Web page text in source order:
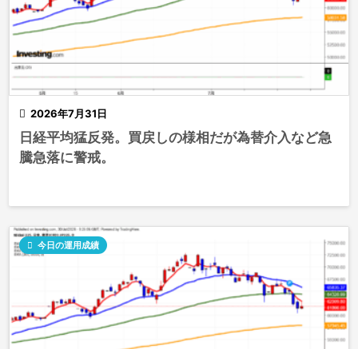
 2026年7月31日
日経平均猛反発。買戻しの様相だが為替介入など急
騰急落に警戒。
 今日の運用成績